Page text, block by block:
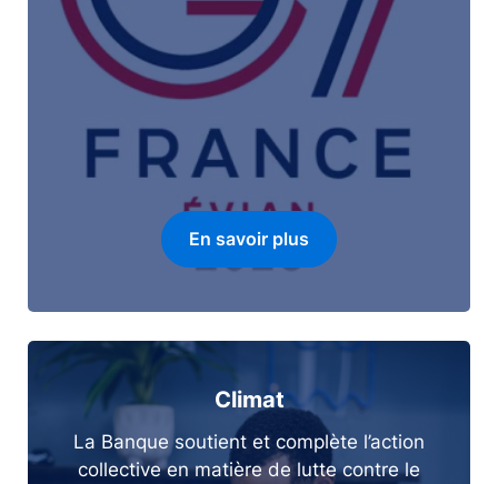
En savoir plus
Climat
La Banque soutient et complète l’action
collective en matière de lutte contre le